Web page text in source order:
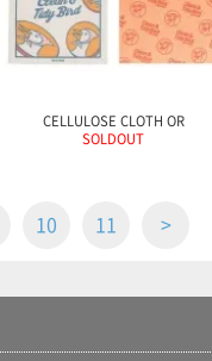
CELLULOSE CLOTH OR
SOLDOUT
10 11 >